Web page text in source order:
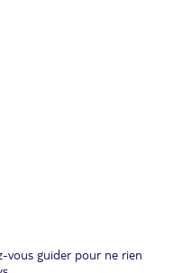
vous guider pour ne rien